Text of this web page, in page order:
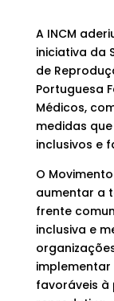
A INCM
iniciativa da
de
Portuguesa
Médicos,
medidas
inclusivos e
O
aumentar a
frente
inclusiva e
implementar
favoráveis à